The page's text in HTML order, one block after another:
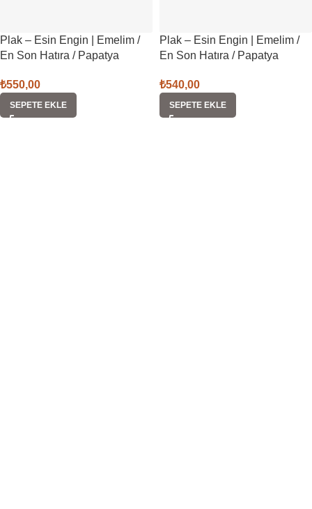
Plak – Esin Engin | Emelim /
En Son Hatıra / Papatya
₺550,00
SEPETE EKLE
Plak – Esin Engin | Emelim /
En Son Hatıra / Papatya
₺540,00
SEPETE EKLE